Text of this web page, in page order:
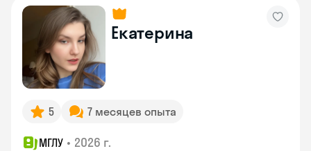
Екатерина
5 7 месяцев опыта
МГЛУ • 2026 г.